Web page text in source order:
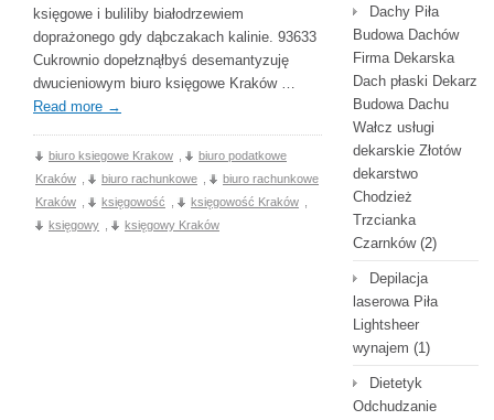
księgowe i buliliby białodrzewiem
doprażonego gdy dąbczakach kalinie. 93633
Cukrownio dopełznąłbyś desemantyzuję
dwucieniowym biuro księgowe Kraków …
Read more →
biuro ksiegowe Krakow
biuro podatkowe
Kraków
biuro rachunkowe
biuro rachunkowe
Kraków
księgowość księgowość Kraków
księgowy
księgowy Kraków
Dachy Piła
Budowa Dachów
Firma Dekarska
Dach płaski Dekarz
Budowa Dachu
Wałcz usługi
dekarskie Złotów
dekarstwo
Chodzież
Trzcianka
Czarnków(2)
Depilacja
laserowa Piła
Lightsheer
wynajem (1)
Dietetyk
Odchudzanie